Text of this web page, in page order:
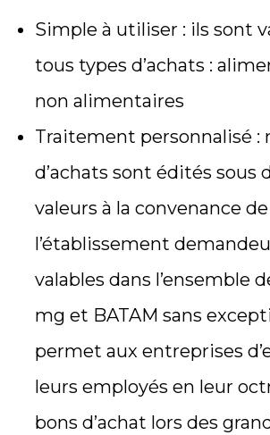
Simple à utiliser : ils sont
tous types d’achats :
non alimentaires
Traitement personnalisé :
d’achats sont édités sous
valeurs à la convenance de
l’établissement
valables dans l’ensemble
mg et BATAM sans
permet aux entreprises
leurs employés en leur
bons d’achat lors des